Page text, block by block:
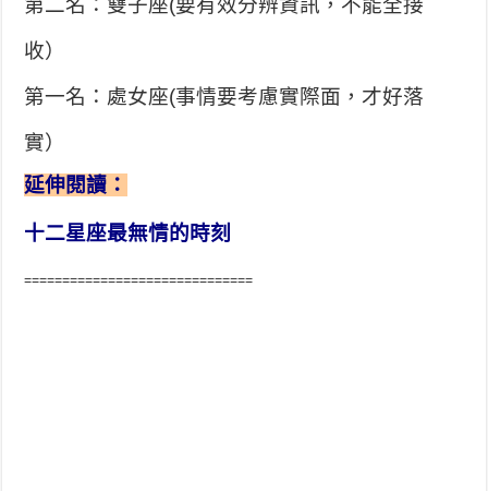
第二名：雙子座(要有效分辨資訊，不能全接
收）
第一名：處女座(事情要考慮實際面，才好落
實）
延伸閱讀：
十二星座最無情的時刻
==============================